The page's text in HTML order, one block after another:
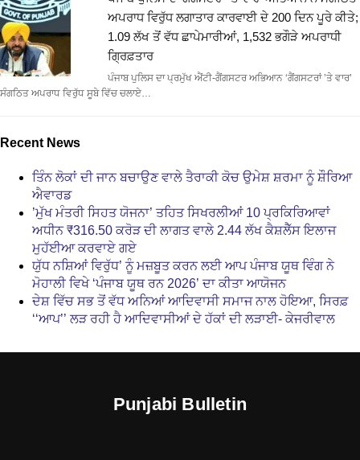
ਅਪਰਾਧ ਵਿਰੁੱਧ ਲਗਾਤਾਰ ਕਾਰਵਾਈ ਦੇ 200 ਦਿਨ ਪੂਰੇ ਕੀਤੇ;
1.09 ਲੱਖ ਤੋਂ ਵੱਧ ਛਾਪੇਮਾਰੀਆਂ, 1,532 ਭਗੌੜੇ ਅਪਰਾਧੀ
ਗ੍ਰਿਫ਼ਤਾਰ
ਪੰਜਾਬ ਪੁਲਿਸ ਦਾ ਪ੍ਰਮੁੱਖ ਐਂਟੀ-ਗੈਂਗਸਟਰ ਅਭਿਆਨ ‘ਗੈਂਗਸਟਰਾਂ ’ਤੇ ਵਾਰ’
ਸੰਗਠਿਤ ਅਪਰਾਧ ਵਿਰੁੱਧ ਸੂਬੇ ਵਿੱਚ ਚਲਾਏ…
Recent News
ਤਿੰਨ ਲੋਕਾਂ ਦੀ ਜਾਨ ਬਚਾਉਣ ਵਾਲੇ ਤੈਰਾਕੀ ਕੋਚ ਉਮੇਸ਼ ਸ਼ਰਮਾ ਨੂੰ ਸ਼ੌਰਿਆ
ਐਵਾਰਡ
’ਮੁੱਖ ਮੰਤਰੀ ਸਿਹਤ ਯੋਜਨਾ’ ਤਹਿਤ ਸਿਖਰਲੀਆਂ 10 ਪ੍ਰਕਿਰਿਆਵਾਂ
ਅਧੀਨ ₹316.50 ਕਰੋੜ ਦੀ ਲਾਗਤ ਵਾਲੇ 2.44 ਲੱਖ ਕੈਸ਼ਲੈੱਸ ਇਲਾਜ
ਮੁਹੱਈਆ ਕਰਵਾਏ ਗਏ
ਯੁੱਧ ਨਸ਼ਿਆਂ ਵਿਰੁੱਧ’ ਨੂੰ ਮਜ਼ਬੂਤ ਕਰਨ ਲਈ ਆਪ ਪੰਜਾਬ ਯੂਥ ਵਿੰਗ ਨੇ
ਮੋਹਾਲੀ ਵਿਖੇ ‘ਪੰਜਾਬ ਯੂਥ ਰਨ 2026’ ਦਾ ਕੀਤਾ ਆਯੋਜਨ
ਦੇਸ਼ ਵਿੱਚ ਸਭ ਤੋਂ ਵੱਧ ਅਨਿਆਂ ਆਦਿਵਾਸੀ ਸਮਾਜ ਨਾਲ ਹੋਇਆ, ਸਿਰਫ਼
‘‘ਆਪ’’ ਲੜ ਰਹੀ ਹੈ ਆਦਿਵਾਸੀਆਂ ਦੇ ਹੱਕਾਂ ਦੀ ਲੜਾਈ- ਕੇਜਰੀਵਾਲ
Punjabi Bulletin